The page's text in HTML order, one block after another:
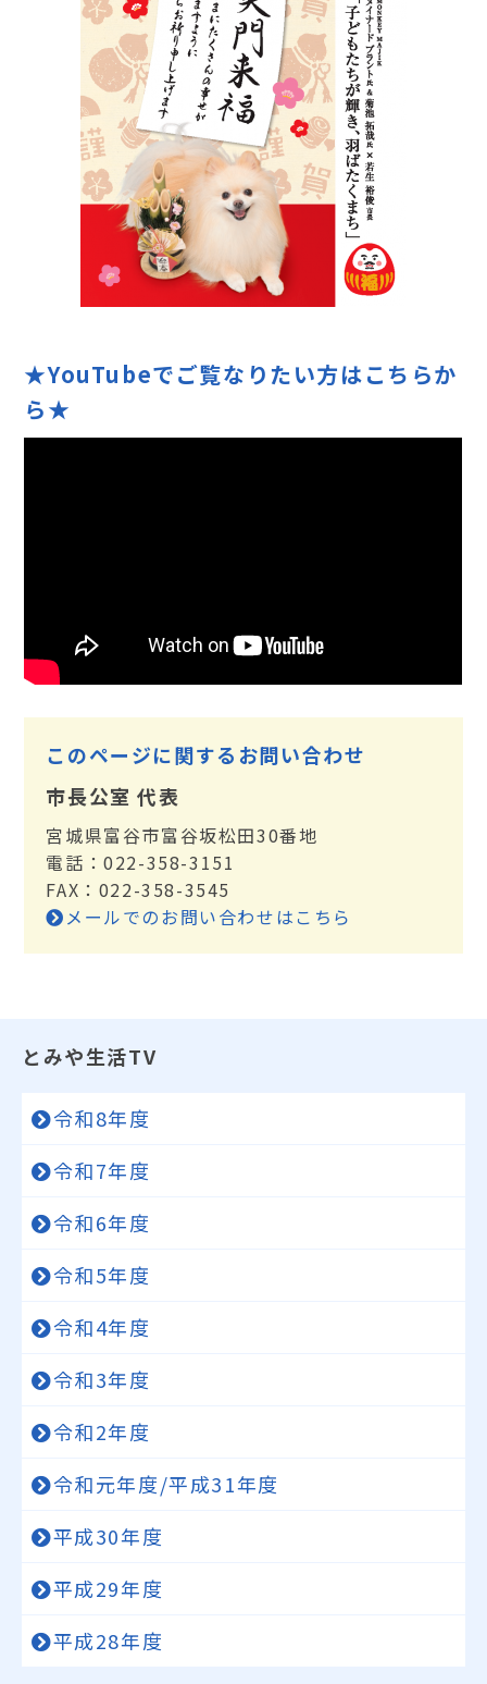
★YouTubeでご覧なりたい方はこちらか
ら★
このページに関するお問い合わせ
市長公室 代表
宮城県富谷市富谷坂松田30番地
電話：022-358-3151
FAX：022-358-3545
メールでのお問い合わせはこちら
とみや生活TV
令和8年度
令和7年度
令和6年度
令和5年度
令和4年度
令和3年度
令和2年度
令和元年度/平成31年度
平成30年度
平成29年度
平成28年度